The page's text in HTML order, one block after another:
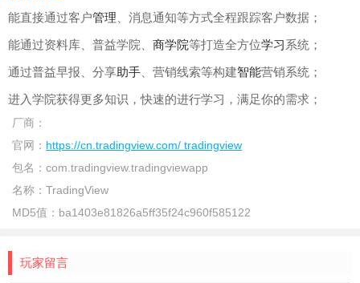
能直接通过客户管理 、消息通知等方式全程跟踪客户数据；
能通过资料库、普益学院、 商学院等打造全方位学习系统；
通过普益早报、分享助手 、营销线索等构建智能营销系统；
进入学院获得更多知识，快速的进行学习，满足你的需求；
厂商：
官网： https://cn.tradingview.com/ tradingview
包名： com.tradingview.tradingviewapp
名称： TradingView
MD5值： ba1403e81826a5ff35f24c960f585122
玩家留言